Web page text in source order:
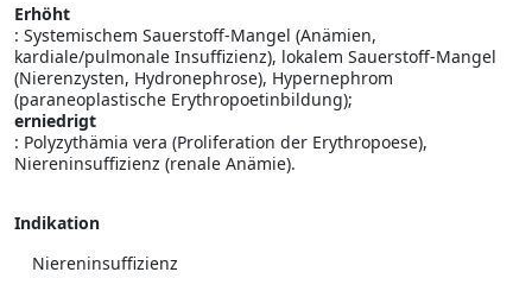
Erhöht
: Systemischem Sauerstoff-Mangel (Anämien,
kardiale/pulmonale Insuffizienz), lokalem Sauerstoff-Mangel
(Nierenzysten, Hydronephrose), Hypernephrom
(paraneoplastische Erythropoetinbildung);
erniedrigt
: Polyzythämia vera (Proliferation der Erythropoese),
Niereninsuffizienz (renale Anämie).
Indikation
Niereninsuffizienz